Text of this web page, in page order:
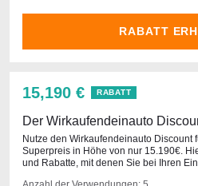
RABATT
15,190 € RABATT
Der Wirkaufendeinauto
Nutze den Wirkaufendeinauto Discount
Superpreis in Höhe von nur 15.190€.
und Rabatte, mit denen Sie bei Ihren